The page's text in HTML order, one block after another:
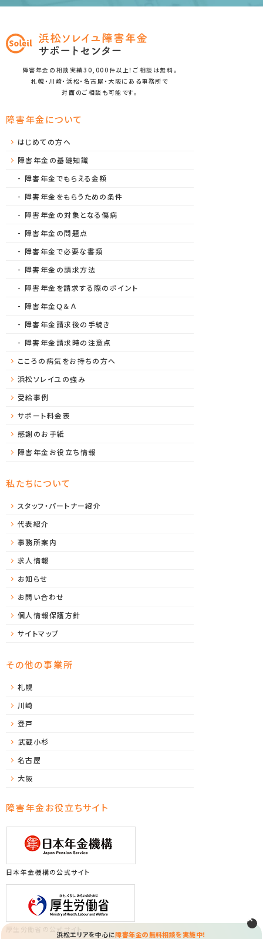
障害年金の相談実績30,000件以上！ご相談は無料。
札幌・川崎・浜松・名古屋・大阪にある事務所で
対面のご相談も可能です。
障害年金について
はじめての方へ
障害年金の基礎知識
障害年金でもらえる金額
障害年金をもらうための条件
障害年金の対象となる傷病
障害年金の問題点
障害年金で必要な書類
障害年金の請求方法
障害年金を請求する際のポイント
障害年金Ｑ＆Ａ
障害年金請求後の手続き
障害年金請求時の注意点
こころの病気をお持ちの方へ
浜松ソレイユの強み
受給事例
サポート料金表
感謝のお手紙
障害年金お役立ち情報
私たちについて
スタッフ・パートナー紹介
代表紹介
事務所案内
求人情報
お知らせ
お問い合わせ
個人情報保護方針
サイトマップ
その他の事業所
札幌
川崎
登戸
武蔵小杉
名古屋
大阪
障害年金お役立ちサイト
日本年金機構の公式サイト
浜松エリアを中心に障害年金の無料相談を実施中！